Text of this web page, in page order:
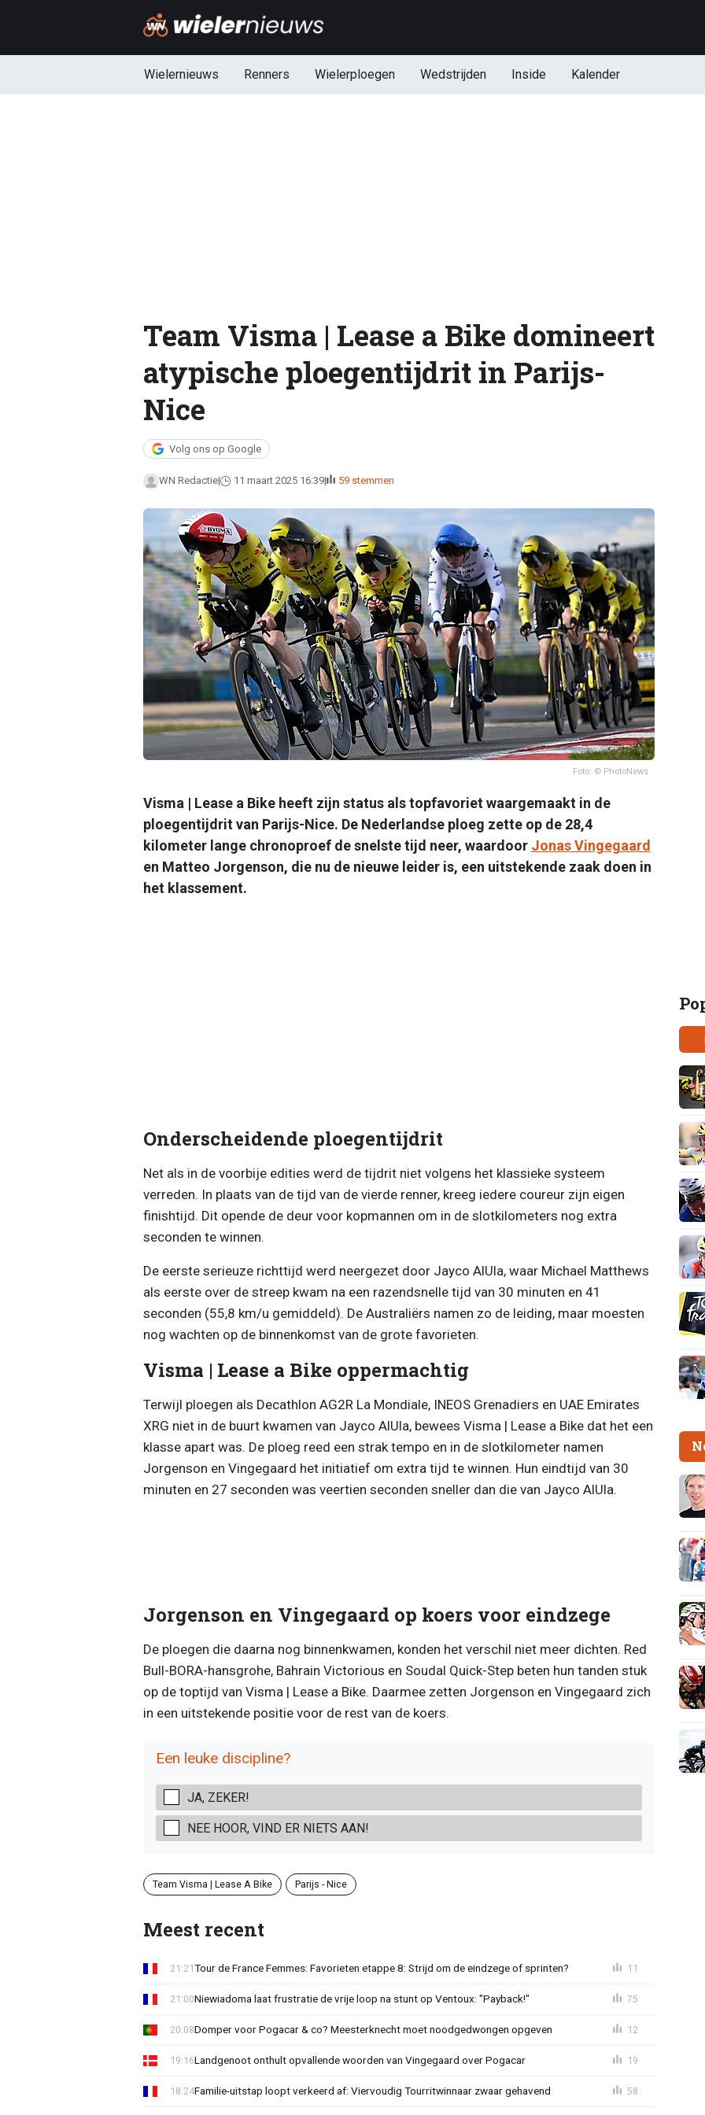
Wielernieuws Renners Wielerploegen Wedstrijden Inside Kalender
Team Visma | Lease a Bike domineert
atypische ploegentijdrit in Parijs-
Nice
Volg ons op Google
WN Redactie 11 maart 2025 16:39 59 stemmen
Foto: © PhotoNews
Visma | Lease a Bike heeft zijn status als topfavoriet waargemaakt in de
ploegentijdrit van Parijs-Nice. De Nederlandse ploeg zette op de 28,4
kilometer lange chronoproef de snelste tijd neer, waardoor Jonas Vingegaard
en Matteo Jorgenson, die nu de nieuwe leider is, een uitstekende zaak doen in
het klassement.
Onderscheidende ploegentijdrit
Net als in de voorbije edities werd de tijdrit niet volgens het klassieke systeem
verreden. In plaats van de tijd van de vierde renner, kreeg iedere coureur zijn eigen
finishtijd. Dit opende de deur voor kopmannen om in de slotkilometers nog extra
seconden te winnen.
De eerste serieuze richttijd werd neergezet door Jayco AlUla, waar Michael Matthews
als eerste over de streep kwam na een razendsnelle tijd van 30 minuten en 41
seconden (55,8 km/u gemiddeld). De Australiërs namen zo de leiding, maar moesten
nog wachten op de binnenkomst van de grote favorieten.
Visma | Lease a Bike oppermachtig
Terwijl ploegen als Decathlon AG2R La Mondiale, INEOS Grenadiers en UAE Emirates
XRG niet in de buurt kwamen van Jayco AlUla, bewees Visma | Lease a Bike dat het een
klasse apart was. De ploeg reed een strak tempo en in de slotkilometer namen
Jorgenson en Vingegaard het initiatief om extra tijd te winnen. Hun eindtijd van 30
minuten en 27 seconden was veertien seconden sneller dan die van Jayco AlUla.
Jorgenson en Vingegaard op koers voor eindzege
De ploegen die daarna nog binnenkwamen, konden het verschil niet meer dichten. Red
Bull-BORA-hansgrohe, Bahrain Victorious en Soudal Quick-Step beten hun tanden stuk
op de toptijd van Visma | Lease a Bike. Daarmee zetten Jorgenson en Vingegaard zich
in een uitstekende positie voor de rest van de koers.
Een leuke discipline?
JA, ZEKER!
NEE HOOR, VIND ER NIETS AAN!
Team Visma | Lease A Bike Parijs - Nice
Meest recent
Tour de France Femmes: Favorieten etappe 8: Strijd om de eindzege of sprinten?
21:21 11
Niewiadoma laat frustratie de vrije loop na stunt op Ventoux: "Payback!"
21:00 75
Domper voor Pogacar & co? Meesterknecht moet noodgedwongen opgeven
20:08 12
Landgenoot onthult opvallende woorden van Vingegaard over Pogacar
19:16 19
Familie-uitstap loopt verkeerd af: Viervoudig Tourritwinnaar zwaar gehavend
18:24 58